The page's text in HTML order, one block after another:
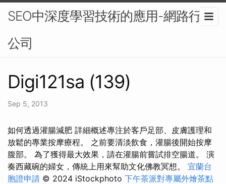
SEO中深度學習技術的應用-網路行銷
公司
Digi121sa (139)
Sep 5, 2013
如何透過灌腸減肥 詳細概述專注於客戶足部、皮膚護理和
放鬆的專業按摩療程。 之前要清淡飲食，灌腸後開始按摩
腹部。 為了獲得最大效果，請在灌腸前嘗試排空腸道。 演
奏西藏碗的婦女，傳統上用來幫助文化佛教冥想。 宜蘭台
胞證申請 © 2024 iStockphoto 下午茶派對專屬外燴茶點